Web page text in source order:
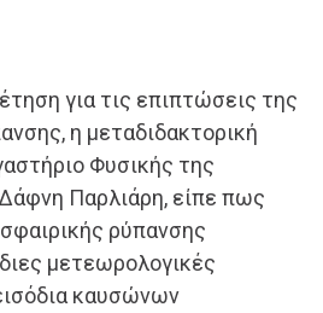
για τις επιπτώσεις της
η μεταδιδακτορική
Φυσικής της
Παρλιάρη, είπε πως
ρύπανσης
μετεωρολογικές
καυσώνων